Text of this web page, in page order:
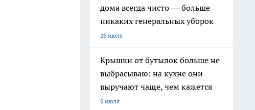
дома всегда чисто — больше
никаких генеральных уборок
26 июля
Крышки от бутылок больше не
выбрасываю: на кухне они
выручают чаще, чем кажется
9 июля